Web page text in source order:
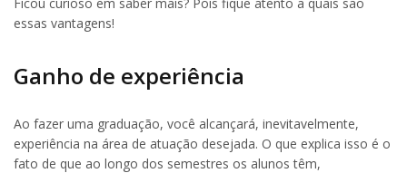
essas vantagens!
Ganho de experiência
Ao fazer uma graduação, você alcançará, inevitavelmente,
experiência na área de atuação desejada. O que explica isso é o
fato de que ao longo dos semestres os alunos têm,